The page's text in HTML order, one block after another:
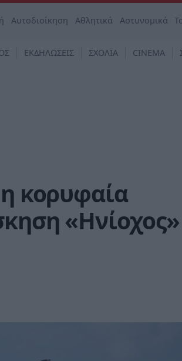
Αυτοδιοίκηση Αθλητικά Αστυνομικά
ΕΚΔΗΛΩΣΕΙΣ ΣΧΟΛΙΑ CINEMA
κορυφαία
«Ηνίοχος»